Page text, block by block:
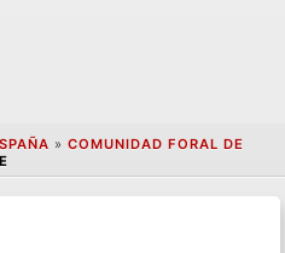
» COMUNIDAD FORAL DE